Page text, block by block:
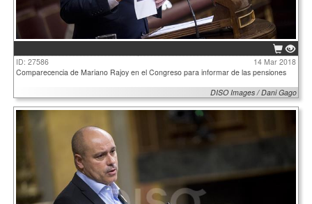
ID: 27586
14 Mar 2018
Comparecencia de Mariano Rajoy en el Congreso para informar de las pensiones
DISO Images / Dani Gago